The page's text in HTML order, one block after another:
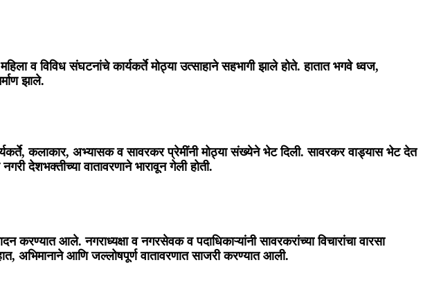
व विविध संघटनांचे कार्यकर्ते मोठ्या उत्साहाने सहभागी झाले होते. हातात भगवे ध्वज,
झाले.
कलाकार, अभ्यासक व सावरकर प्रेमींनी मोठ्या संख्येने भेट दिली. सावरकर वाड्यास भेट देत
देशभक्तीच्या वातावरणाने भारावून गेली होती.
आले. नगराध्यक्षा व नगरसेवक व पदाधिकाऱ्यांनी सावरकरांच्या विचारांचा वारसा
अभिमानाने आणि जल्लोषपूर्ण वातावरणात साजरी करण्यात आली.